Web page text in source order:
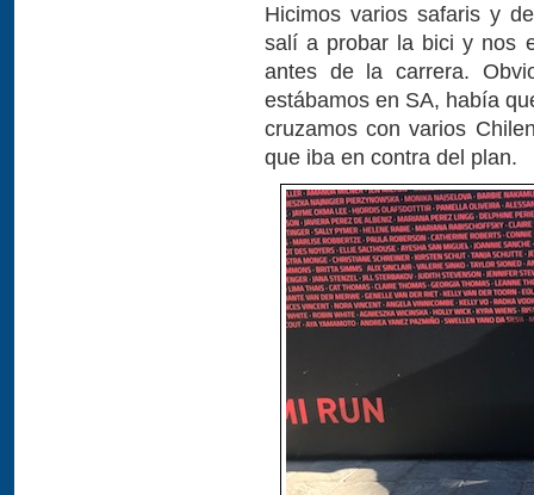
Hicimos varios safaris y
salí a probar la bici y nos
antes de la carrera.
estábamos en SA, había
cruzamos con varios
que iba en contra del plan.